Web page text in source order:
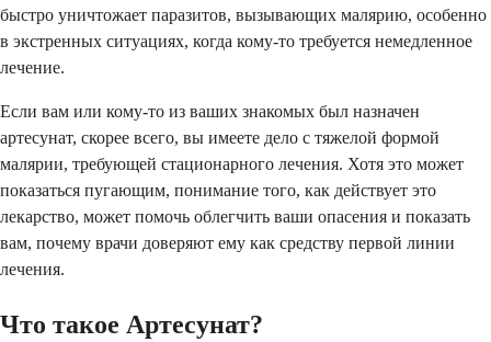
быстро уничтожает паразитов, вызывающих малярию, особенно
в экстренных ситуациях, когда кому-то требуется немедленное
лечение.
Если вам или кому-то из ваших знакомых был назначен
артесунат, скорее всего, вы имеете дело с тяжелой формой
малярии, требующей стационарного лечения. Хотя это может
показаться пугающим, понимание того, как действует это
лекарство, может помочь облегчить ваши опасения и показать
вам, почему врачи доверяют ему как средству первой линии
лечения.
Что такое Артесунат?